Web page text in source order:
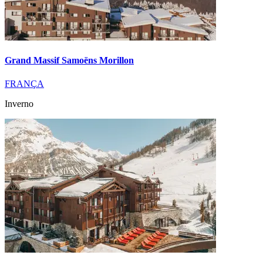
Grand Massif Samoëns Morillon
FRANÇA
Inverno